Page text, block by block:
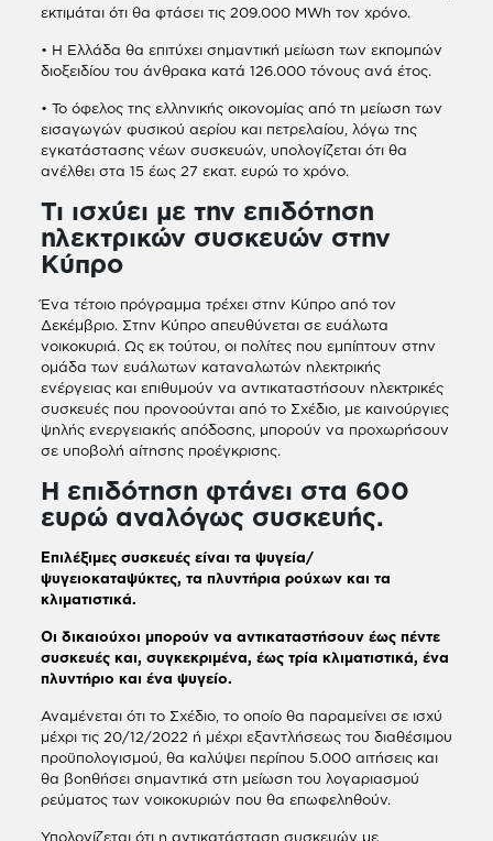
εκτιμάται ότι θα φτάσει τις 209.000 MWh τον χρόνο.
• Η Ελλάδα θα επιτύχει σημαντική μείωση των εκπομπών
διοξειδίου του άνθρακα κατά 126.000 τόνους ανά έτος.
• Το όφελος της ελληνικής οικονομίας από τη μείωση των
εισαγωγών φυσικού αερίου και πετρελαίου, λόγω της
εγκατάστασης νέων συσκευών, υπολογίζεται ότι θα
ανέλθει στα 15 έως 27 εκατ. ευρώ το χρόνο.
Τι ισχύει με την επιδότηση
ηλεκτρικών συσκευών στην
Κύπρο
Ένα τέτοιο πρόγραμμα τρέχει στην Κύπρο από τον
Δεκέμβριο. Στην Κύπρο απευθύνεται σε ευάλωτα
νοικοκυριά. Ως εκ τούτου, οι πολίτες που εμπίπτουν στην
ομάδα των ευάλωτων καταναλωτών ηλεκτρικής
ενέργειας και επιθυμούν να αντικαταστήσουν ηλεκτρικές
συσκευές που προνοούνται από το Σχέδιο, με καινούργιες
ψηλής ενεργειακής απόδοσης, μπορούν να προχωρήσουν
σε υποβολή αίτησης προέγκρισης.
Η επιδότηση φτάνει στα 600
ευρώ αναλόγως συσκευής.
Επιλέξιμες συσκευές είναι τα ψυγεία/
ψυγειοκαταψύκτες, τα πλυντήρια ρούχων και τα
κλιματιστικά.
Οι δικαιούχοι μπορούν να αντικαταστήσουν έως πέντε
συσκευές και, συγκεκριμένα, έως τρία κλιματιστικά, ένα
πλυντήριο και ένα ψυγείο.
Αναμένεται ότι το Σχέδιο, το οποίο θα παραμείνει σε ισχύ
μέχρι τις 20/12/2022 ή μέχρι εξαντλήσεως του διαθέσιμου
προϋπολογισμού, θα καλύψει περίπου 5.000 αιτήσεις και
θα βοηθήσει σημαντικά στη μείωση του λογαριασμού
ρεύματος των νοικοκυριών που θα επωφεληθούν.
Υπολογίζεται ότι η αντικατάσταση συσκευών με